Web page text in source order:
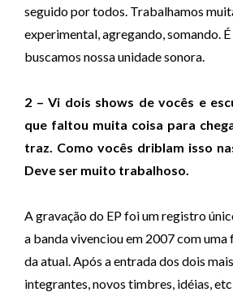
seguido por todos. Trabalhamos
experimental, agregando, somando. É
buscamos nossa unidade sonora.
2 – Vi dois shows de vocês e
que faltou muita coisa para
traz. Como vocês driblam isso
Deve ser muito trabalhoso.
A gravação do EP foi um registro
a banda vivenciou em 2007 com
da atual. Após a entrada dos dois
integrantes, novos timbres, idéias,